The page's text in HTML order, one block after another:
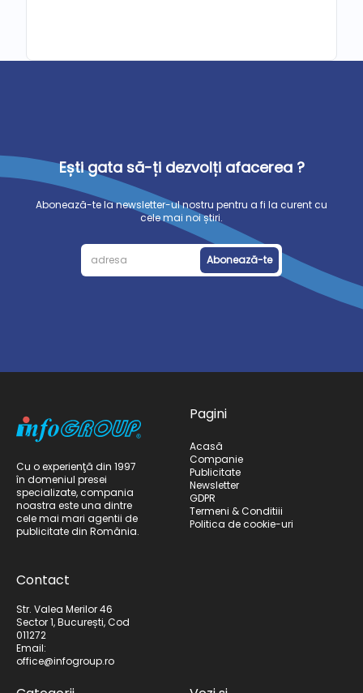
Ești gata să-ți dezvolți afacerea ?
Abonează-te la newsletter-ul nostru pentru a fi la curent cu
cele mai noi știri.
Abonează-te
Cu o experienţă din 1997
în domeniul presei
specializate, compania
noastra este una dintre
cele mai mari agentii de
publicitate din România.
Contact
Str. Valea Merilor 46
Sector 1, București, Cod
011272
Email:
office@infogroup.ro
Pagini
Acasă
Companie
Publicitate
Newsletter
GDPR
Termeni & Conditiii
Politica de cookie-uri